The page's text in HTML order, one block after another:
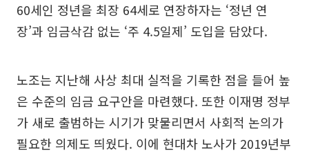
60세인 정년을 최장 64세로 연장하자는 ‘정년 연
장’과 임금삭감 없는 ‘주 4.5일제’ 도입을 담았다.
노조는 지난해 사상 최대 실적을 기록한 점을 들어 높
은 수준의 임금 요구안을 마련했다. 또한 이재명 정부
가 새로 출범하는 시기가 맞물리면서 사회적 논의가
필요한 의제도 띄웠다. 이에 현대차 노사가 2019년부